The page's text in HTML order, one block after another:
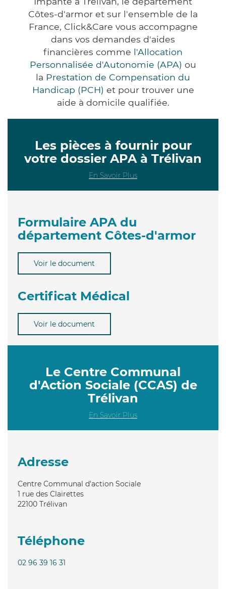
Côtes-d'armor et sur l'ensemble de la
France, Click&Care vous accompagne
dans vos demandes d'aides
financières comme l'Allocation
Personnalisée d'Autonomie (APA) ou
la Prestation de Compensation du
Handicap (PCH) et pour trouver une
aide à domicile qualifiée.
Les pièces à fournir pour
votre dossier APA à Trélivan
En Savoir Plus
Formulaire APA du
département Côtes-d'armor
Voir le document
Certificat Médical
Voir le document
Le Centre Communal
d'Action Sociale (CCAS) de
Trélivan
En Savoir Plus
Adresse
Centre Communal d'action Sociale
1 rue des Clairettes
22100 Trélivan
Téléphone
02 96 39 16 31